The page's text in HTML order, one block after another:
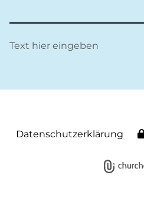
Text hier eingeben
Datenschutzerklärung